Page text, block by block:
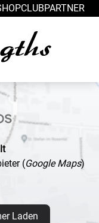
CLUBPARTNER
(Google Maps)
Laden